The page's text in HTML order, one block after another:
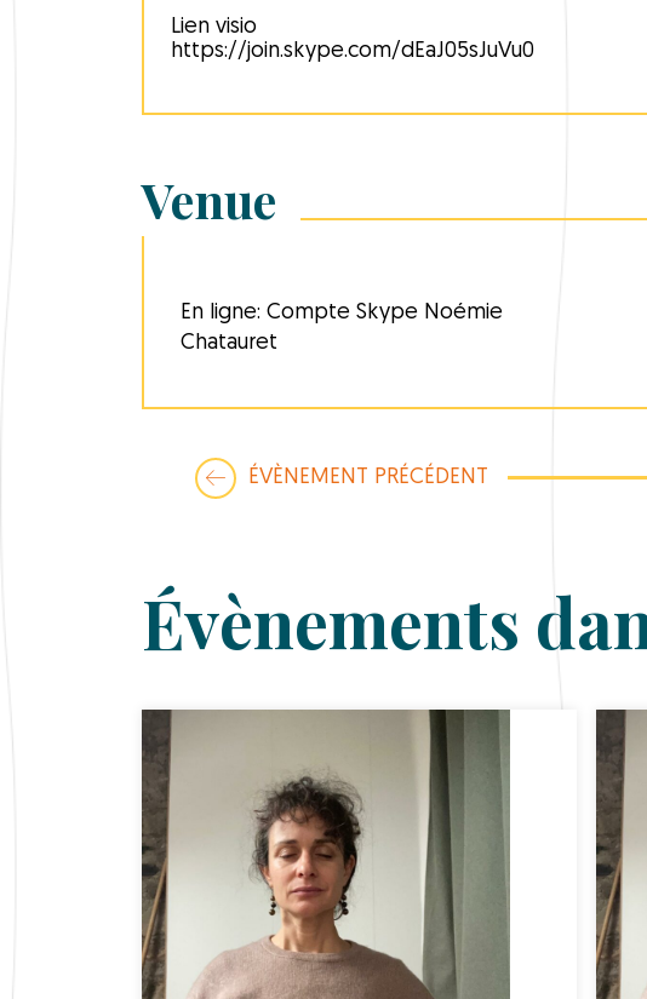
Lien visio
https://join.skype.com/dEaJ05sJuVu0
Venue
En ligne: Compte Skype Noémie
Chatauret
ÉVÈNEMENT PRÉCÉDENT
Évènements